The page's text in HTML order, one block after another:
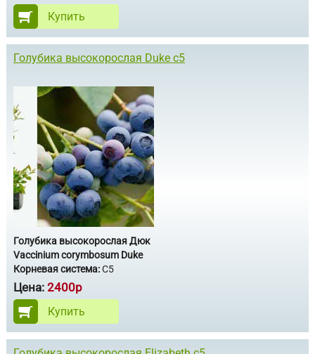
Купить
Голубика высокорослая Duke с5
Голубика высокорослая Дюк
Vaccinium corymbosum Duke
Корневая система:С5
Цена: 2400р
Купить